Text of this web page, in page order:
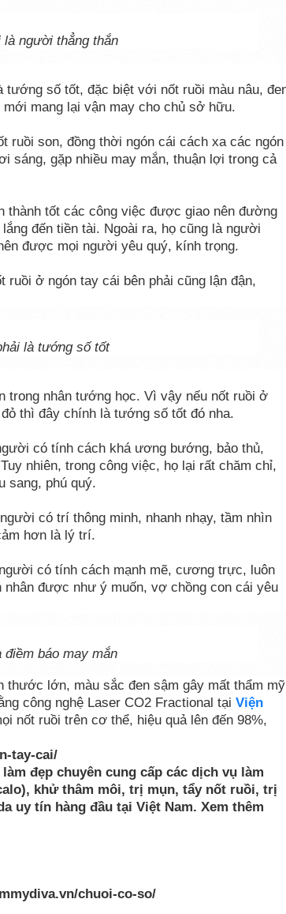
người thẳng thắn
tướng số tốt, đặc biệt với nốt ruồi màu nâu,
mang lại vận may cho chủ sở hữu.
ruồi son, đồng thời ngón cái cách xa các ngón
sáng, gặp nhiều may mắn, thuận lợi trong cả
thành tốt các công việc được giao nên đường
đến tiền tài. Ngoài ra, họ cũng là người
được mọi người yêu quý, kính trọng.
ở ngón tay cái bên phải cũng lận đận,
là tướng số tốt
trong nhân tướng học. Vì vậy nếu nốt ruồi ở
thì đây chính là tướng số tốt đó nha.
có tính cách khá ương bướng, bảo thủ,
nhiên, trong công việc, họ lại rất chăm chỉ,
sang, phú quý.
có trí thông minh, nhanh nhạy, tầm nhìn
hơn là lý trí.
có tính cách mạnh mẽ, cương trực, luôn
được như ý muốn, vợ chồng con cái yêu
báo may mắn
lớn, màu sắc đen sậm gây mất thẩm mỹ
công nghệ Laser CO2 Fractional tại Viện
nốt ruồi trên cơ thể, hiệu quả lên đến 98%,
tay-cai/
đẹp chuyên cung cấp các dịch vụ làm
khử thâm môi, trị mụn, tẩy nốt ruồi, trị
uy tín hàng đầu tại Việt Nam. Xem thêm
chuoi-co-so/